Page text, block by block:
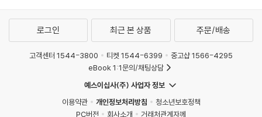
로그인 최근 본 상품 주문/배송
고객센터 1544-3800 티켓 1544-6399
중고샵 1566-4295
eBook 1:1문의/채팅상담
예스이십사(주) 사업자 정보
이용약관
개인정보처리방침
청소년보호정책
PC버전
회사소개 거래처관계자께